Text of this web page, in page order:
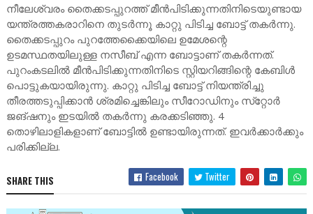
നീലേശ്വരം തൈക്കടപ്പുറത്ത്‌ മീന്‍പിടിക്കുന്നതിനിടെയുണ്ടായ
യന്ത്രത്തകരാറിനെ തുടര്‍ന്നൂ കാറ്റു പിടിച്ച ബോട്ട്‌ തകര്‍ന്നു.
തൈക്കടപ്പുറം പുറത്തേക്കൈയിലെ ഉമേശന്റെ
ഉടമസ്ഥതയിലുള്ള നസീബ്‌ എന്ന ബോട്ടാണ്‌ തകര്‍ന്നത്‌.
പുറംകടലില്‍ മീന്‍പിടിക്കുന്നതിനിടെ സ്റ്റിയറിങ്ങിന്റെ കേബിള്‍
പൊട്ടുകയായിരുന്നു. കാറ്റു പിടിച്ച ബോട്ട്‌ നിയന്ത്രിച്ചു
തീരത്തടുപ്പിക്കാന്‍ ശ്രമിച്ചെങ്കിലും സീറോഡിനും സ്‌റ്റോര്‍
ജങ്‌ഷനും ഇടയില്‍ തകര്‍ന്നു കരക്കടിഞ്ഞു. 4
തൊഴിലാളികളാണ്‌ ബോട്ടില്‍ ഉണ്ടായിരുന്നത്‌. ഇവര്‍ക്കാര്‍ക്കും
പരിക്കില്ല.
SHARE THIS Facebook Twitter